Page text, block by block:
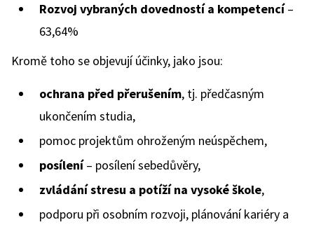
Rozvoj vybraných dovedností a kompetencí–
63,64%
Kromě toho se objevují účinky, jako jsou:
ochrana před přerušením, tj. předčasným
ukončením studia,
pomoc projektům ohroženým neúspěchem,
posílení– posílení sebedůvěry,
zvládání stresu a potíží na vysoké škole,
podporu při osobním rozvoji, plánování kariéry a